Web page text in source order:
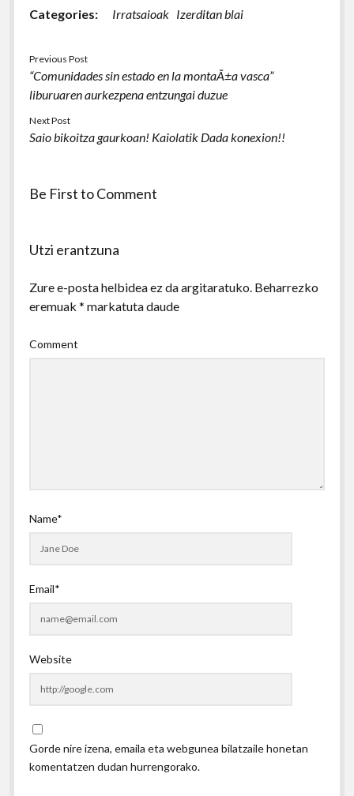
Categories: Irratsaioak Izerditan blai
Previous Post
“Comunidades sin estado en la montaÃ±a vasca”
liburuaren aurkezpena entzungai duzue
Next Post
Saio bikoitza gaurkoan! Kaiolatik Dada konexion!!
Be First to Comment
Utzi erantzuna
Zure e-posta helbidea ez da argitaratuko. Beharrezko
eremuak * markatuta daude
Comment
Name*
Email*
Website
Gorde nire izena, emaila eta webgunea bilatzaile honetan
komentatzen dudan hurrengorako.